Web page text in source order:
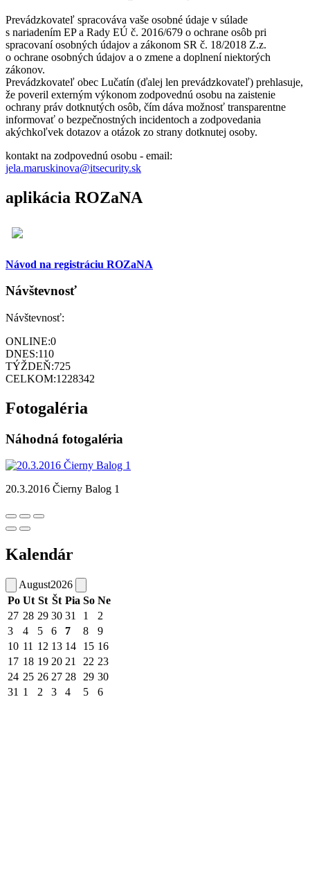
Prevádzkovateľ spracováva vaše osobné údaje v súlade
s nariadením EP a Rady EÚ č. 2016/679 o ochrane osôb pri
spracovaní osobných údajov a zákonom SR č. 18/2018 Z.z.
o ochrane osobných údajov a o zmene a doplnení niektorých
zákonov.
Prevádzkovateľ obec Lučatín (ďalej len prevádzkovateľ) prehlasuje,
že poveril externým výkonom zodpovednú osobu na zaistenie
ochrany práv dotknutých osôb, čím dáva možnosť transparentne
informovať o bezpečnostných incidentoch a zodpovedania
akýchkoľvek dotazov a otázok zo strany dotknutej osoby.
kontakt na zodpovednú osobu - email:
jela.maruskinova@itsecurity.sk
aplikácia ROZaNA
Návod na registráciu ROZaNA
Návštevnosť
Návštevnosť:
ONLINE:0
DNES:110
TÝŽDEŇ:725
CELKOM:1228342
Fotogaléria
Náhodná fotogaléria
20.3.2016 Čierny Balog 1
Kalendár
August2026
Po Ut St Št Pia So Ne
27 28 29 30 31 1
2
3
4 5 6 7 8
9
10 11 12 13 14 15 16
17 18 19 20 21 22 23
24 25 26 27 28 29 30
31 1 2 3 4 5 6